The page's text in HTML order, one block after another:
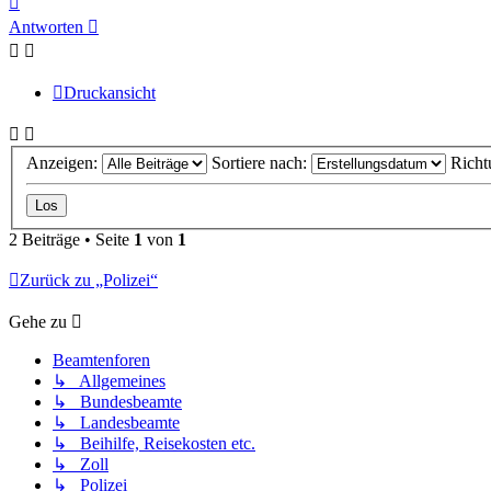
oben
Antworten
Druckansicht
Anzeigen: Sortiere nach:
2 Beiträge • Seite 1 von 1
Zurück zu „Polizei“
Gehe zu
Beamtenforen
↳ Allgemeines
↳ Bundesbeamte
↳ Landesbeamte
↳ Beihilfe, Reisekosten etc.
↳ Zoll
↳ Polizei